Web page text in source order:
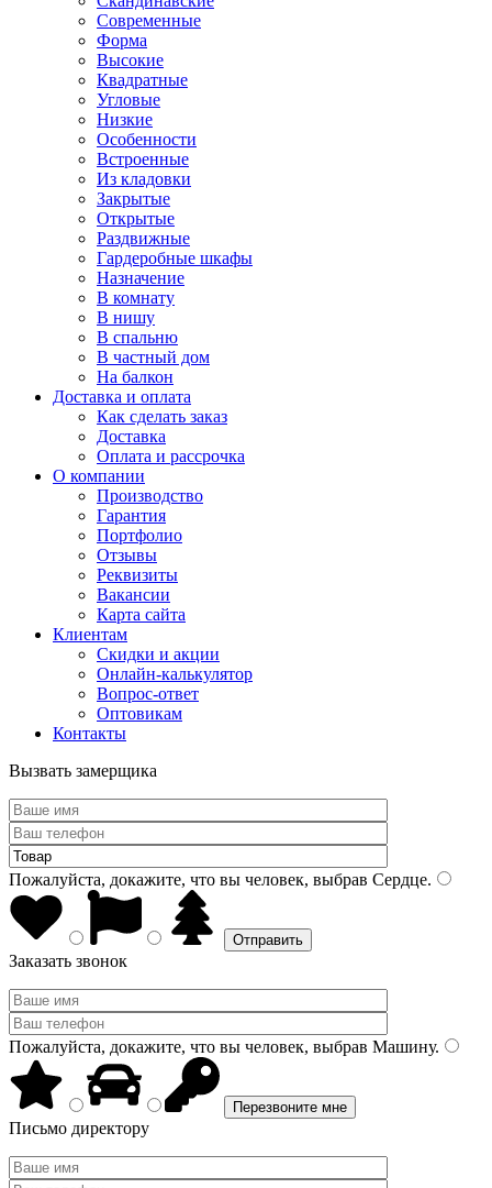
Современные
Форма
Высокие
Квадратные
Угловые
Низкие
Особенности
Встроенные
Из кладовки
Закрытые
Открытые
Раздвижные
Гардеробные шкафы
Назначение
В комнату
В нишу
В спальню
В частный дом
На балкон
Доставка и оплата
Как сделать заказ
Доставка
Оплата и рассрочка
О компании
Производство
Гарантия
Портфолио
Отзывы
Реквизиты
Вакансии
Карта сайта
Клиентам
Скидки и акции
Онлайн-калькулятор
Вопрос-ответ
Оптовикам
Контакты
Вызвать замерщика
Пожалуйста, докажите, что вы человек, выбрав Сердце.
Заказать звонок
Пожалуйста, докажите, что вы человек, выбрав Машину.
Письмо директору